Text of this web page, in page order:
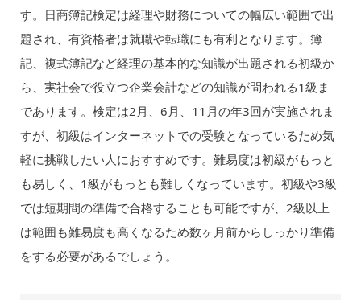
す。日商簿記検定は経理や財務についての幅広い範囲で出
題され、有資格者は就職や転職にも有利となります。簿
記、複式簿記など経理の基本的な知識が出題される初級か
ら、実社会で役立つ企業会計などの知識が問われる1級ま
であります。検定は2月、6月、11月の年3回が実施されま
すが、初級はインターネットでの受験となっているため気
軽に挑戦したい人におすすめです。難易度は初級がもっと
も易しく、1級がもっとも難しくなっています。初級や3級
では短期間の準備で合格することも可能ですが、2級以上
は範囲も難易度も高くなるため数ヶ月前からしっかり準備
をする必要があるでしょう。